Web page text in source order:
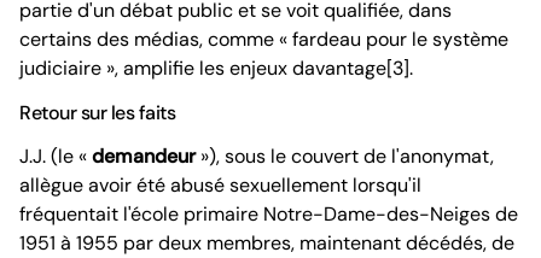
partie d'un débat public et se voit qualifiée, dans
certains des médias, comme « fardeau pour le système
judiciaire », amplifie les enjeux davantage[3].
Retour sur les faits
J.J. (le «demandeur»), sous le couvert de l'anonymat,
allègue avoir été abusé sexuellement lorsqu'il
fréquentait l'école primaire Notre-Dame-des-Neiges de
1951 à 1955 par deux membres, maintenant décédés, de